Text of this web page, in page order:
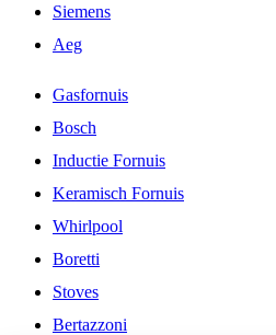
Siemens
Aeg
Gasfornuis
Bosch
Inductie Fornuis
Keramisch Fornuis
Whirlpool
Boretti
Stoves
Bertazzoni